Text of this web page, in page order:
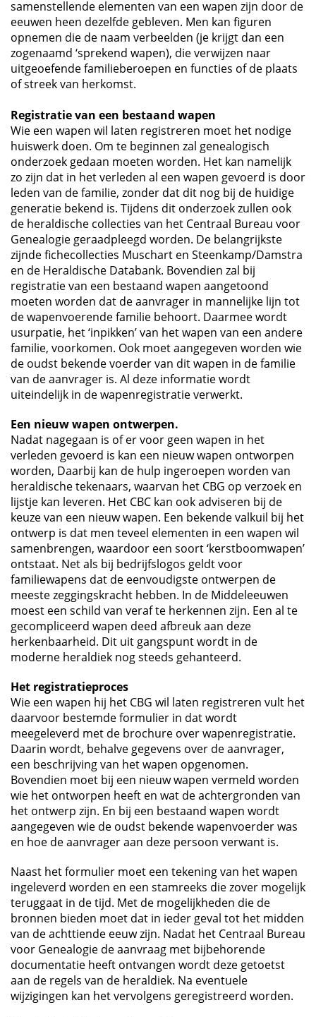
samenstellende elementen van een wapen zijn door de
eeuwen heen dezelfde gebleven. Men kan figuren
opnemen die de naam verbeelden (je krijgt dan een
zogenaamd ‘sprekend wapen), die verwijzen naar
uitgeoefende familieberoepen en functies of de plaats
of streek van herkomst.
Registratie van een bestaand wapen
Wie een wapen wil laten registreren moet het nodige
huiswerk doen. Om te beginnen zal genealogisch
onderzoek gedaan moeten worden. Het kan namelijk
zo zijn dat in het verleden al een wapen gevoerd is door
leden van de familie, zonder dat dit nog bij de huidige
generatie bekend is. Tijdens dit onderzoek zullen ook
de heraldische collecties van het Centraal Bureau voor
Genealogie geraadpleegd worden. De belangrijkste
zijnde fichecollecties Muschart en Steenkamp/Damstra
en de Heraldische Databank. Bovendien zal bij
registratie van een bestaand wapen aangetoond
moeten worden dat de aanvrager in mannelijke lijn tot
de wapenvoerende familie behoort. Daarmee wordt
usurpatie, het ‘inpikken’ van het wapen van een andere
familie, voorkomen. Ook moet aangegeven worden wie
de oudst bekende voerder van dit wapen in de familie
van de aanvrager is. Al deze informatie wordt
uiteindelijk in de wapenregistratie verwerkt.
Een nieuw wapen ontwerpen.
Nadat nagegaan is of er voor geen wapen in het
verleden gevoerd is kan een nieuw wapen ontworpen
worden, Daarbij kan de hulp ingeroepen worden van
heraldische tekenaars, waarvan het CBG op verzoek en
lijstje kan leveren. Het CBC kan ook adviseren bij de
keuze van een nieuw wapen. Een bekende valkuil bij het
ontwerp is dat men teveel elementen in een wapen wil
samenbrengen, waardoor een soort ‘kerstboomwapen’
ontstaat. Net als bij bedrijfslogos geldt voor
familiewapens dat de eenvoudigste ontwerpen de
meeste zeggingskracht hebben. In de Middeleeuwen
moest een schild van veraf te herkennen zijn. Een al te
gecompliceerd wapen deed afbreuk aan deze
herkenbaarheid. Dit uit gangspunt wordt in de
moderne heraldiek nog steeds gehanteerd.
Het registratieproces
Wie een wapen hij het CBG wil laten registreren vult het
daarvoor bestemde formulier in dat wordt
meegeleverd met de brochure over wapenregistratie.
Daarin wordt, behalve gegevens over de aanvrager,
een beschrijving van het wapen opgenomen.
Bovendien moet bij een nieuw wapen vermeld worden
wie het ontworpen heeft en wat de achtergronden van
het ontwerp zijn. En bij een bestaand wapen wordt
aangegeven wie de oudst bekende wapenvoerder was
en hoe de aanvrager aan deze persoon verwant is.
Naast het formulier moet een tekening van het wapen
ingeleverd worden en een stamreeks die zover mogelijk
teruggaat in de tijd. Met de mogelijkheden die de
bronnen bieden moet dat in ieder geval tot het midden
van de achttiende eeuw zijn. Nadat het Centraal Bureau
voor Genealogie de aanvraag met bijbehorende
documentatie heeft ontvangen wordt deze getoetst
aan de regels van de heraldiek. Na eventuele
wijzigingen kan het vervolgens geregistreerd worden.